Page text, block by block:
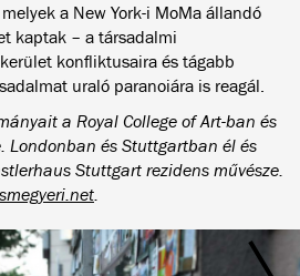
a New York-i MoMa állandó
kaptak – a társadalmi
konfliktusaira és tágabb
uraló paranoiára is reagál.
a Royal College of Art-ban és
Londonban és Stuttgartban él és
Stuttgart rezidens művésze.
.